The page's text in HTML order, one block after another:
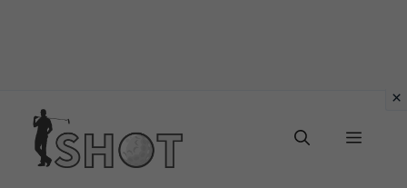
contenuto
Menu